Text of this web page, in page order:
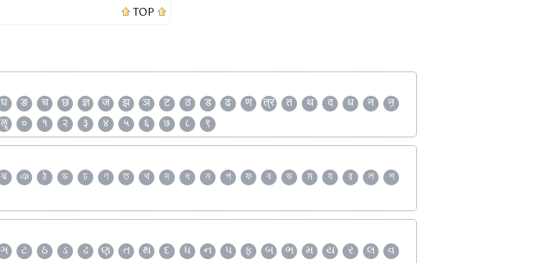
TOP
घ ङ च छ ज्ञ ज झ ञ ट ठ ड ढ ण त्र त थ द ध न
ऩ
ॡ ० १ २ ३ ४ ५ ६ ७ ८ ९
ঝ ঞ ঠ ড ঢ ণ ত থ দ ধ ন প ফ ব ভ ম য র ল
শ
ઞ ટ ઠ ડ ઢ ણ ત થ દ ધ ન પ ફ બ ભ મ ય ર લ
વ